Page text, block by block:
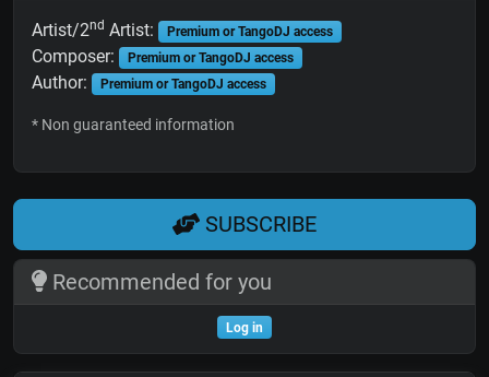
Artist/2nd Artist: Premium or TangoDJ access
Composer: Premium or TangoDJ access
Author: Premium or TangoDJ access
* Non guaranteed information
SUBSCRIBE
Recommended for you
Log in